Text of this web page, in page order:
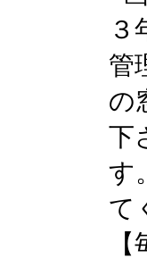
３
管
の
下
す
て